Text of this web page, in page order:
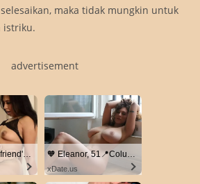
maka tidak mungkin untuk
istriku.
advertisement
Fucking my girlfriend's hot mommy by mistake 🧡 Eleanor, 51📍Columbus
xDate.us